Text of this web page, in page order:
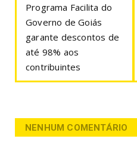
Programa Facilita do
Governo de Goiás
garante descontos de
até 98% aos
contribuintes
NENHUM COMENTÁRIO